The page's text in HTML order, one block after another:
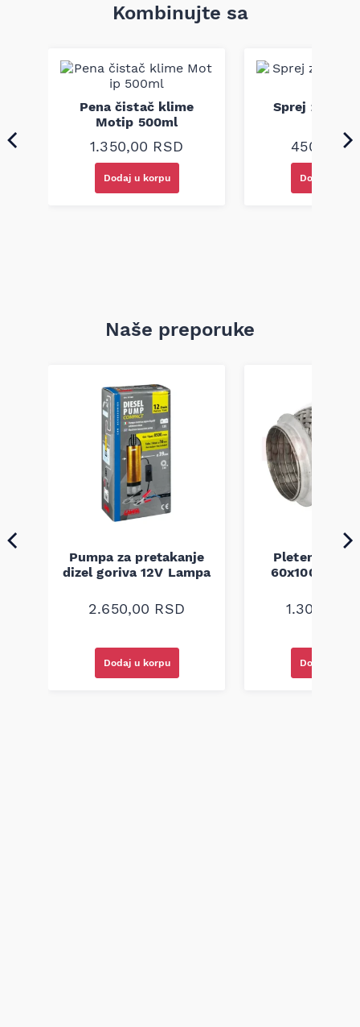
Kombinujte sa
Pena čistač klime
Motip 500ml
1.350,00 RSD
Dodaj u korpu
Sprej za
450,00
Dodaj u
Naše preporuke
Pumpa za pretakanje
dizel goriva 12V Lampa
2.650,00 RSD
Dodaj u korpu
Pletenica
60x100
1.300,00
Dodaj u